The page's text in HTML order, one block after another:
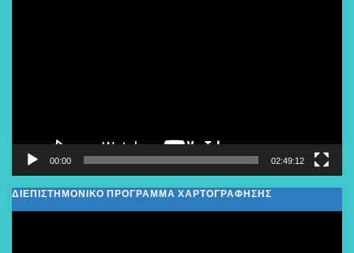
00:00 02:49:12
ΔΙΕΠΙΣΤΗΜΟΝΙΚΟ ΠΡΟΓΡΑΜΜΑ ΧΑΡΤΟΓΡΑΦΗΣΗΣ